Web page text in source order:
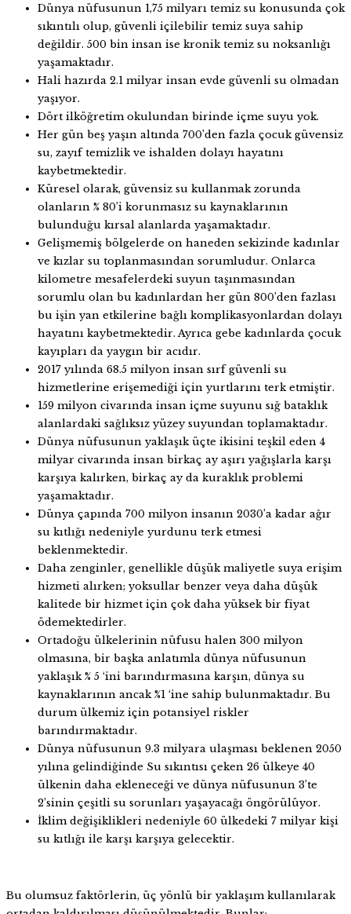
Dünya nüfusunun 1,75 milyarı temiz su konusunda çok
sıkıntılı olup, güvenli içilebilir temiz suya sahip
değildir. 500 bin insan ise kronik temiz su noksanlığı
yaşamaktadır.
Hali hazırda 2.1 milyar insan evde güvenli su olmadan
yaşıyor.
Dört ilköğretim okulundan birinde içme suyu yok.
Her gün beş yaşın altında 700’den fazla çocuk güvensiz
su, zayıf temizlik ve ishalden dolayı hayatını
kaybetmektedir.
Küresel olarak, güvensiz su kullanmak zorunda
olanların % 80’i korunmasız su kaynaklarının
bulunduğu kırsal alanlarda yaşamaktadır.
Gelişmemiş bölgelerde on haneden sekizinde kadınlar
ve kızlar su toplanmasından sorumludur. Onlarca
kilometre mesafelerdeki suyun taşınmasından
sorumlu olan bu kadınlardan her gün 800’den fazlası
bu işin yan etkilerine bağlı komplikasyonlardan dolayı
hayatını kaybetmektedir. Ayrıca gebe kadınlarda çocuk
kayıpları da yaygın bir acıdır.
2017 yılında 68.5 milyon insan sırf güvenli su
hizmetlerine erişemediği için yurtlarını terk etmiştir.
159 milyon civarında insan içme suyunu sığ bataklık
alanlardaki sağlıksız yüzey suyundan toplamaktadır.
Dünya nüfusunun yaklaşık üçte ikisini teşkil eden 4
milyar civarında insan birkaç ay aşırı yağışlarla karşı
karşıya kalırken, birkaç ay da kuraklık problemi
yaşamaktadır.
Dünya çapında 700 milyon insanın 2030’a kadar ağır
su kıtlığı nedeniyle yurdunu terk etmesi
beklenmektedir.
Daha zenginler, genellikle düşük maliyetle suya erişim
hizmeti alırken; yoksullar benzer veya daha düşük
kalitede bir hizmet için çok daha yüksek bir fiyat
ödemektedirler.
Ortadoğu ülkelerinin nüfusu halen 300 milyon
olmasına, bir başka anlatımla dünya nüfusunun
yaklaşık % 5 ‘ini barındırmasına karşın, dünya su
kaynaklarının ancak %1 ‘ine sahip bulunmaktadır. Bu
durum ülkemiz için potansiyel riskler
barındırmaktadır.
Dünya nüfusunun 9.3 milyara ulaşması beklenen 2050
yılına gelindiğinde Su sıkıntısı çeken 26 ülkeye 40
ülkenin daha ekleneceği ve dünya nüfusunun 3’te
2’sinin çeşitli su sorunları yaşayacağı öngörülüyor.
İklim değişiklikleri nedeniyle 60 ülkedeki 7 milyar kişi
su kıtlığı ile karşı karşıya gelecektir.
Bu olumsuz faktörlerin, üç yönlü bir yaklaşım kullanılarak